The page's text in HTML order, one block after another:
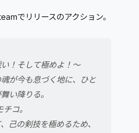
でリリースのアクション。
！そして極めよ！～
が今も息づく地に、ひと
い降りる。
コ。
己の剣技を極めるため、